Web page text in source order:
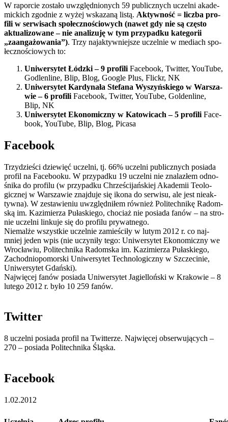
W rapor­cie zostało uwzględ­nio­nych 59 publicz­nych uczelni aka­de­
mic­kich zgod­nie z wyżej wska­zaną listą. Aktyw­ność = liczba pro­
fili w ser­wi­sach spo­łecz­no­ścio­wych (nawet gdy nie są czę­sto
aktu­ali­zo­wane – nie ana­li­zuję w tym przy­padku kate­go­rii
„zaan­ga­żo­wa­nia”). Trzy naj­ak­tyw­niej­sze uczel­nie w mediach spo­
łecz­no­ścio­wych to:
Uni­wer­sy­tet Łódzki – 9 profili Face­book, Twit­ter, YouTube,
Godlen­line, Blip, Blog, Google Plus, Flickr, NK
Uni­wer­sy­tet Kar­dy­nała Ste­fana Wyszyń­skiego w War­sza­
wie – 6 profili Face­book, Twit­ter, YouTube, Gol­den­line,
Blip, NK
Uni­wer­sy­tet Eko­no­miczny w Kato­wi­cach – 5 profili Face­
book, YouTube, Blip, Blog, Picasa
Face­book
Trzy­dzie­ści dzie­więć uczelni, tj. 66% uczelni publicz­nych posiada
pro­fil na Face­bo­oku. W przy­padku 19 uczelni nie zna­la­złem odno­
śnika do pro­filu (w przy­padku Chrze­ści­jań­skiej Aka­de­mii Teo­lo­
gicz­nej w War­sza­wie znaj­duje się ikona do ser­wisu, ale jest nie­ak­
tywna). W zesta­wie­niu uwzględ­ni­łem rów­nież Poli­tech­nikę Radom­
ską im. Kazi­mie­rza Puła­skiego, cho­ciaż nie posiada fanów – na stro­
nie uczelni lin­kuje się do pro­filu prywatnego.
Nie­malże wszyst­kie uczel­nie zamie­ściły w lutym 2012 r. co naj­
mniej jeden wpis (nie uczy­niły tego: Uni­wer­sy­tet Eko­no­miczny we
Wro­cła­wiu, Poli­tech­nika Radom­ska im. Kazi­mie­rza Puła­skiego,
Zachod­nio­po­mor­ski Uni­wer­sy­tet Tech­no­lo­giczny w Szcze­ci­nie,
Uni­wer­sy­tet Gdański).
Naj­wię­cej fanów posiada Uni­wer­sy­tet Jagiel­loń­ski w Kra­ko­wie – 8
lutego 2012 r. było 10 259 fanów.
Twit­ter
8 uczelni posiada pro­fil na Twit­te­rze. Naj­wię­cej obser­wu­ją­cych –
270 – posiada Poli­tech­nika Śląska.
Face­book
1.02.2012